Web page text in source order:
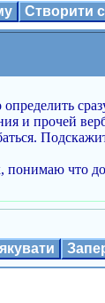
Створити
и прочей
что